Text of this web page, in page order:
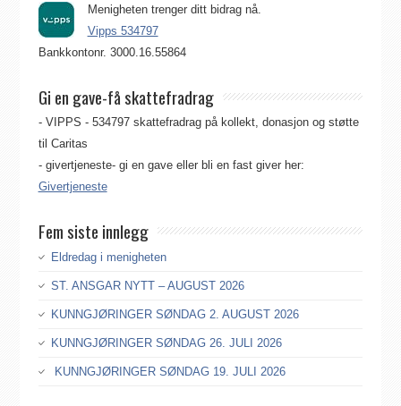
Menigheten trenger ditt bidrag nå.
Vipps 534797
Bankkontonr. 3000.16.55864
Gi en gave-få skattefradrag
- VIPPS - 534797 skattefradrag på kollekt, donasjon og støtte
til Caritas
- givertjeneste- gi en gave eller bli en fast giver her:
Givertjeneste
Fem siste innlegg
Eldredag i menigheten
ST. ANSGAR NYTT – AUGUST 2026
KUNNGJØRINGER SØNDAG 2. AUGUST 2026
KUNNGJØRINGER SØNDAG 26. JULI 2026
KUNNGJØRINGER SØNDAG 19. JULI 2026